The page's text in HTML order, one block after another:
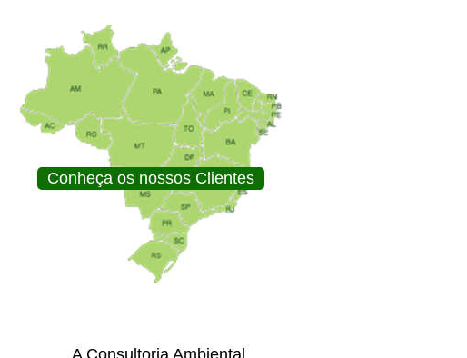
Conheça os nossos Clientes